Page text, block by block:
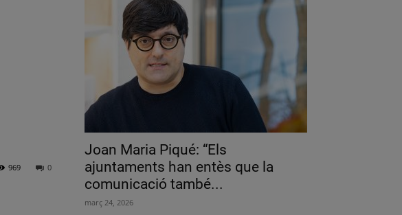
0
969
Joan Maria Piqué: “Els
ajuntaments han entès que la
comunicació també...
març 24, 2026